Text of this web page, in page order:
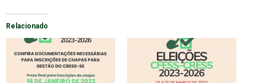
Relacionado